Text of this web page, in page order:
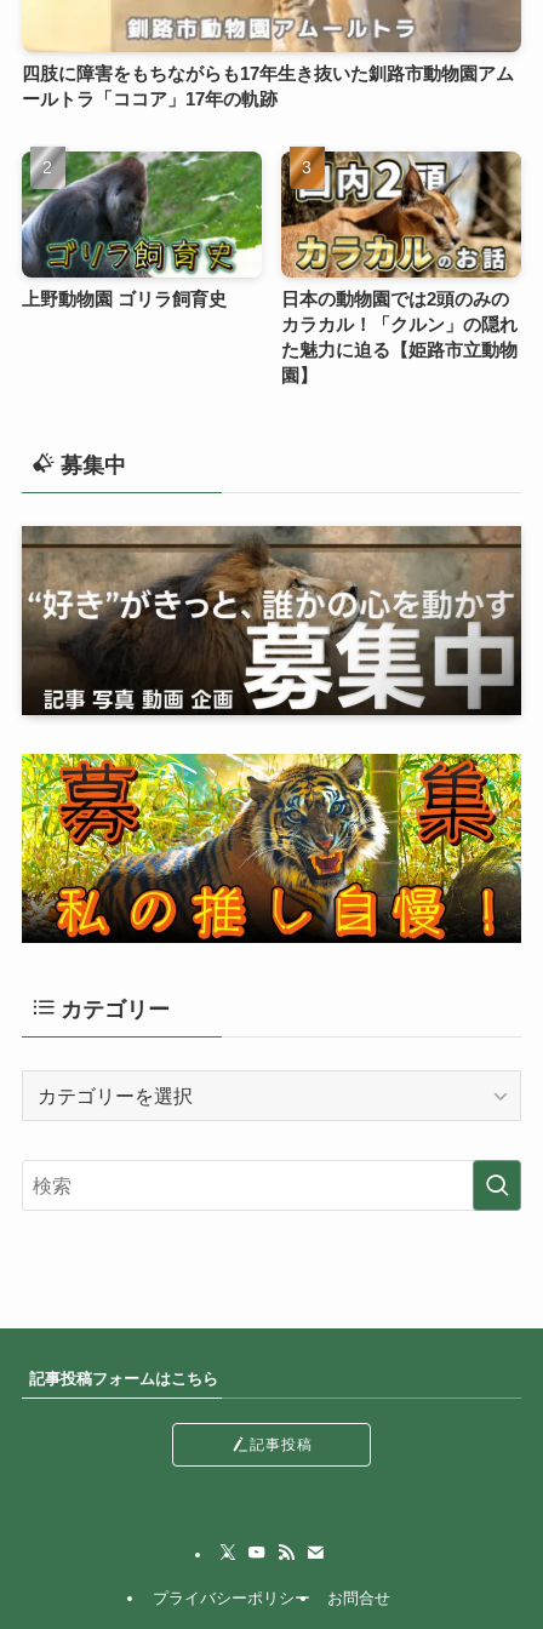
四肢に障害をもちながらも17年生き抜いた釧路市動物園アム
ールトラ「ココア」17年の軌跡
上野動物園 ゴリラ飼育史
日本の動物園では2頭のみの
カラカル！「クルン」の隠れ
た魅力に迫る【姫路市立動物
園】
募集中
カテゴリー
ゴ
リ
記事投稿フォームはこちら
記事投稿
プライバシーポリシー お問合せ